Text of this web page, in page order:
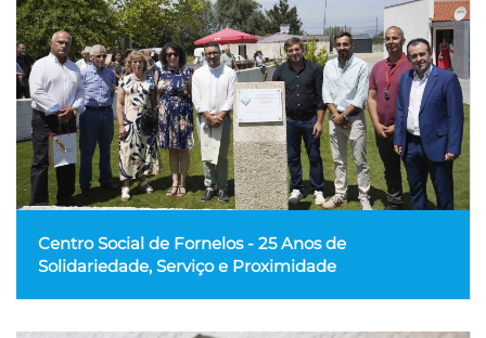
Centro Social de Fornelos - 25 Anos de
Solidariedade, Serviço e Proximidade